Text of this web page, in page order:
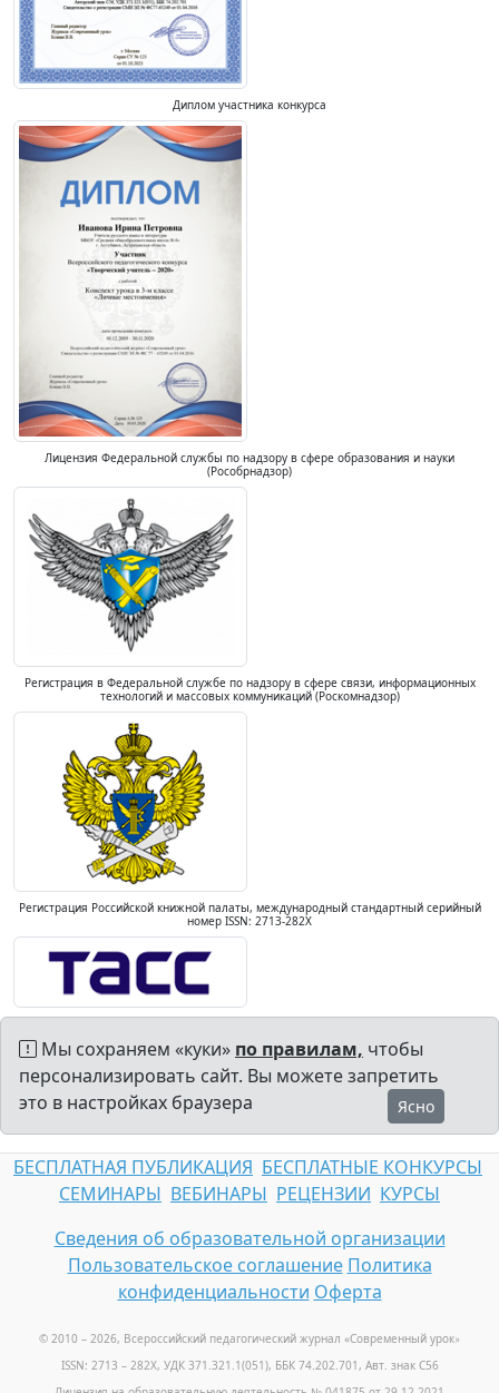
Диплом участника конкурса
Лицензия Федеральной службы по надзору в сфере образования и науки
(Рособрнадзор)
Регистрация в Федеральной службе по надзору в сфере связи, информационных
технологий и массовых коммуникаций (Роскомнадзор)
Регистрация Российской книжной палаты, международный стандартный серийный
номер ISSN: 2713-282X
Мы сохраняем «куки» по правилам, чтобы
персонализировать сайт. Вы можете запретить
это в настройках браузера
Ясно
БЕСПЛАТНАЯ ПУБЛИКАЦИЯ БЕСПЛАТНЫЕ КОНКУРСЫ
СЕМИНАРЫ ВЕБИНАРЫ РЕЦЕНЗИИ КУРСЫ
Сведения об образовательной организации
Пользовательское соглашение Политика
конфиденциальности Оферта
© 2010 – 2026, Всероссийский педагогический журнал «Современный урок»
ISSN: 2713 – 282X, УДК 371.321.1(051), ББК 74.202.701, Авт. знак С56